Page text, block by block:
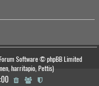
Software © phpBB Limited
harritapio, Pettis)